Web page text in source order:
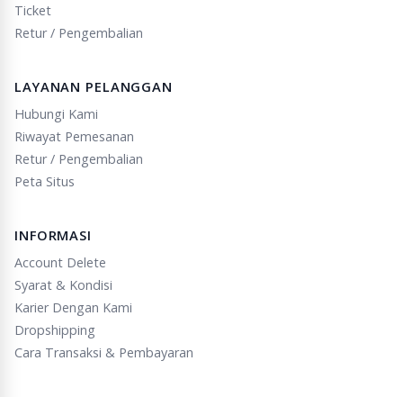
Ticket
Retur / Pengembalian
LAYANAN PELANGGAN
Hubungi Kami
Riwayat Pemesanan
Retur / Pengembalian
Peta Situs
INFORMASI
Account Delete
Syarat & Kondisi
Karier Dengan Kami
Dropshipping
Cara Transaksi & Pembayaran